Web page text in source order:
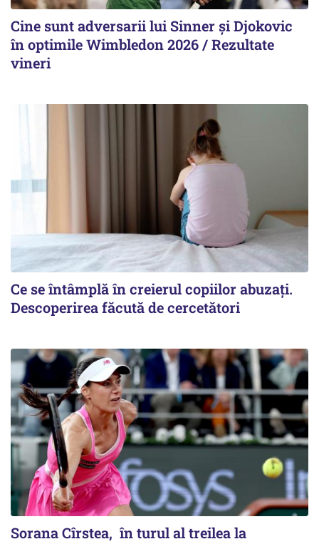
Cine sunt adversarii lui Sinner şi Djokovic
în optimile Wimbledon 2026 / Rezultate
vineri
Ce se întâmplă în creierul copiilor abuzați.
Descoperirea făcută de cercetători
Sorana Cîrstea, în turul al treilea la